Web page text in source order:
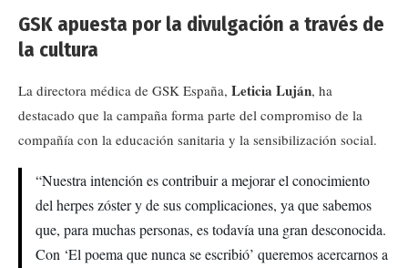
GSK apuesta por la divulgación a través de
la cultura
La directora médica de GSK España, Leticia Luján, ha
destacado que la campaña forma parte del compromiso de la
compañía con la educación sanitaria y la sensibilización social.
“Nuestra intención es contribuir a mejorar el conocimiento
del herpes zóster y de sus complicaciones, ya que sabemos
que, para muchas personas, es todavía una gran desconocida.
Con ‘El poema que nunca se escribió’ queremos acercarnos a